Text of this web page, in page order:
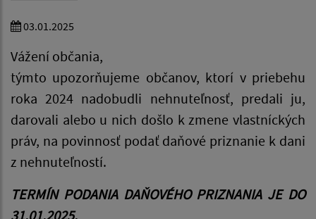
03.01.2025
Vážení občania,
týmto upozorňujeme občanov, ktorí v priebehu
roka 2024 nadobudli nehnuteľnosť, predali ju,
darovali alebo u nich došlo k zmene vlastníckých
práv, na povinnosť podať daňové priznanie k dani
z nehnuteľností.
TERMÍN PODANIA DAŇOVÉHO PRIZNANIA JE DO
31.01.2025.